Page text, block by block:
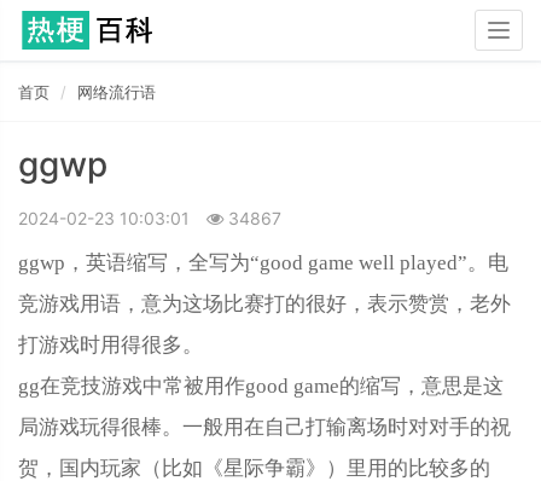
首页 网络流行语
ggwp
2024-02-23 10:03:01 34867
ggwp，英‌‌‌‌‌‌‌‌‌‌‌语缩写，全写为“good game well played”。电
竞游戏用语，意为这场比赛打的很好，表示赞赏， 老外
打游戏时用得很多。
gg在竞技游戏中常被用作good game的缩写，意思是这
局游戏玩得很棒。一般用在自己打输离场时对对手的祝
贺，国内玩家（比如《星际争霸》）里用的比较多的